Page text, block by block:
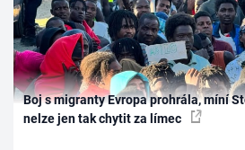
Boj s migranty Evropa prohrála, míní
nelze jen tak chytit za límec